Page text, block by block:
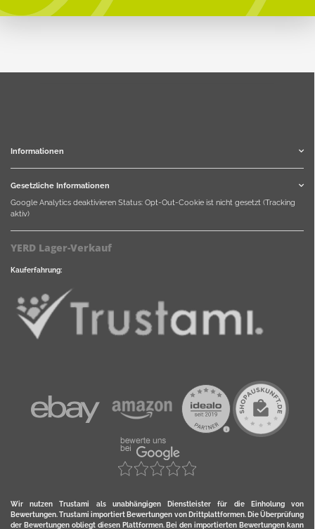
Informationen
Gesetzliche Informationen
Google Analytics deaktivieren Status: Opt-Out-Cookie ist nicht gesetzt (Tracking
aktiv)
YERD Lager-Verkauf
Kauferfahrung:
Wir nutzen Trustami als unabhängigen Dienstleister für die Einholung von
Bewertungen. Trustami importiert Bewertungen von Drittplattformen. Die Überprüfung
der Bewertungen obliegt diesen Plattformen. Bei den importierten Bewertungen kann